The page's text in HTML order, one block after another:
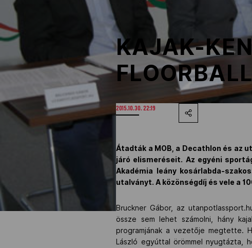
KAJAK-
2015.10.30. 22:19
Átadták a MOB, a Decathlon és az
járó elismeréseit. Az egyéni
Akadémia leány kosárlabda-
utalványt. A közönségdíj és vele a
Bruckner Gábor, az
össze sem lehet számolni, hány
programjának a vezetője megtette.
László egyúttal örömmel nyugtázta,